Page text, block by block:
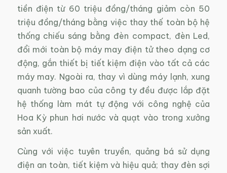
tiền điện từ 60 triệu đồng/tháng giảm còn 50
triệu đồng/tháng bằng việc thay thế toàn bộ hệ
thống chiếu sáng bằng đèn compact, đèn Led,
đổi mới toàn bộ máy may điện tử theo dạng cơ
động, gắn thiết bị tiết kiệm điện vào tất cả các
máy may. Ngoài ra, thay vì dùng máy lạnh, xung
quanh tường bao của công ty đều được lắp đặt
hệ thống làm mát tự động với công nghệ của
Hoa Kỳ phun hơi nước và quạt vào trong xưởng
sản xuất.
Cùng với việc tuyên truyền, quảng bá sử dụng
điện an toàn, tiết kiệm và hiệu quả; thay đèn sợi